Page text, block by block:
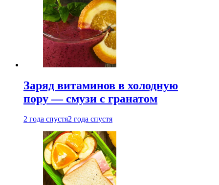
Заряд витаминов в холодную
пору — смузи с гранатом
2 года спустя2 года спустя